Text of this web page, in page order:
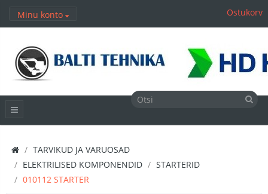
Minu konto Ostukorv
TARVIKUD JA VARUOSAD
ELEKTRILISED KOMPONENDID
STARTERID
010112 STARTER